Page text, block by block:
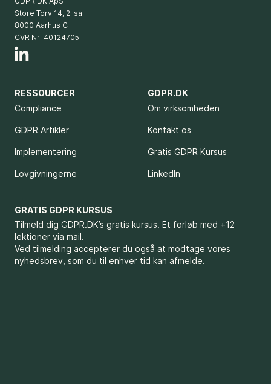
Store Torv 14, 2. sal
8000 Aarhus C
CVR Nr: 40124705
RESSOURCER
Compliance
GDPR Artikler
Implementering
Lovgivningerne
GDPR.DK
Om virksomheden
Kontakt os
Gratis GDPR Kursus
LinkedIn
GRATIS GDPR KURSUS
Tilmeld dig GDPR.DK’s gratis kursus. Et forløb med +12
lektioner via mail.
Ved tilmelding accepterer du også at modtage vores
nyhedsbrev, som du til enhver tid kan afmelde.